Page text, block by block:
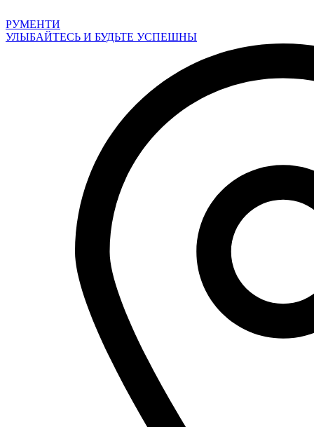
к
содержимому
РУМЕНТИ
УЛЫБАЙТЕСЬ И БУДЬТЕ УСПЕШНЫ